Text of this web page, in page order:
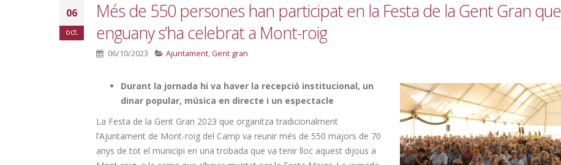
06
oct.
Més de 550 persones han participat en la Festa de la Gent Gran que
enguany s’ha celebrat a Mont-roig
06/10/2023 Ajuntament, Gent gran
Durant la jornada hi va haver la recepció institucional, un
dinar popular, música en directe i un espectacle
La Festa de la Gent Gran 2023 que organitza tradicionalment
l’Ajuntament de Mont-roig del Camp va reunir més de 550 majors de 70
anys de tot el municipi en una trobada que va tenir lloc aquest dijous a